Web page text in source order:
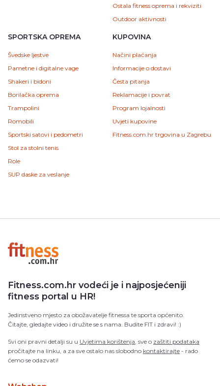
Ostala fitness oprema i rekviziti
Outdoor aktivnosti
SPORTSKA OPREMA
Švedske ljestve
Pametne i digitalne vage
Shakeri i bidoni
Borilačka oprema
Trampolini
Romobili
Sportski satovi i pedometri
Stol za stolni tenis
Role
SUP daske za veslanje
KUPOVINA
Načini plaćanja
Informacije o dostavi
Česta pitanja
Reklamacije i povrat
Program lojalnosti
Uvjeti kupovine
Fitness.com.hr trgovina u Zagrebu
Fitness.com.hr vodeći je i najposjećeniji
fitness portal u HR!
Jedinstveno mjesto za obožavatelje fitnessa te sporta općenito.
Čitajte, gledajte video i družite se s nama. Budite FIT i zdravi! :)
Svi oni pravni detalji su u Uvjetima korištenja, sve o zaštiti podataka
pročitajte na linku, a za sve ostalo nas slobodno kontaktirajte - rado
ćemo se odazvati!